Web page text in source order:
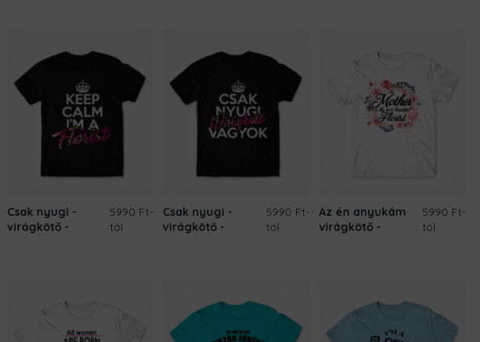
Csak nyugi -
virágkötő
5990 Ft-
tól
Csak nyugi -
virágkötő
5990 Ft-
tól
Az én anyukám
virágkötő
5990 Ft-
tól